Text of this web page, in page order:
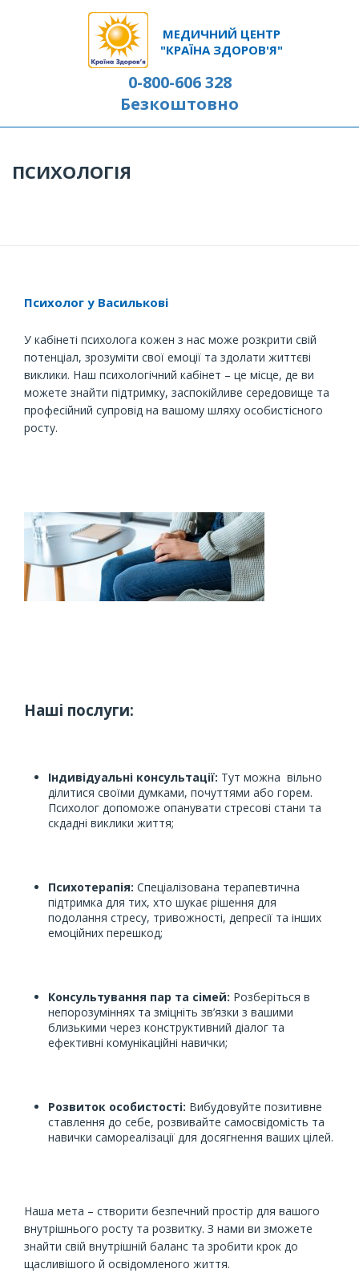
МЕДИЧНИЙ ЦЕНТР
"КРАЇНА ЗДОРОВ'Я"
0-800-606 328
Безкоштовно
ПСИХОЛОГІЯ
Психолог у Василькові
У кабінеті психолога кожен з нас може розкрити свій
потенціал, зрозуміти свої емоції та здолати життєві
виклики. Наш психологічний кабінет – це місце, де ви
можете знайти підтримку, заспокійливе середовище та
професійний супровід на вашому шляху особистісного
росту.
Наші послуги:
Індивідуальні консультації: Тут можна вільно
ділитися своїми думками, почуттями або горем.
Психолог допоможе опанувати стресові стани та
скдадні виклики життя;
Психотерапія: Спеціалізована терапевтична
підтримка для тих, хто шукає рішення для
подолання стресу, тривожності, депресії та інших
емоційних перешкод;
Консультування пар та сімей: Розберіться в
непорозуміннях та зміцніть зв’язки з вашими
близькими через конструктивний діалог та
ефективні комунікаційні навички;
Розвиток особистості: Вибудовуйте позитивне
ставлення до себе, розвивайте самосвідомість та
навички самореалізації для досягнення ваших цілей.
Наша мета – створити безпечний простір для вашого
внутрішнього росту та розвитку. З нами ви зможете
знайти свій внутрішній баланс та зробити крок до
щасливішого й освідомленого життя.